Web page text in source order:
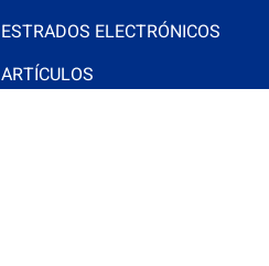
ESTRADOS ELECTRÓNICOS
ARTÍCULOS